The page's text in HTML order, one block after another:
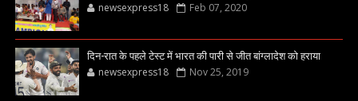
newsexpress18 Feb 07, 2020
दिन-रात के पहले टेस्ट में भारत की पारी से जीत बांग्लादेश को हराया
newsexpress18 Nov 25, 2019